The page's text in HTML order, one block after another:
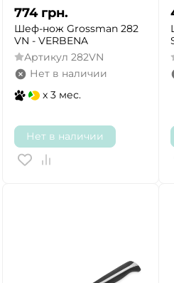
774 грн.
Шеф-нож Grossman 282
VN - VERBENA
Артикул 282VN
Нет в наличии
x 3 мес.
Нет в наличии